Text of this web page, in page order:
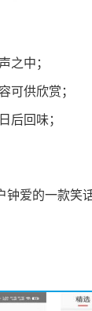
之中；
可供欣赏；
后回味；
爱的一款笑